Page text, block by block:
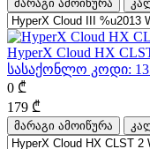
მარაგი ამოიწურა
HyperX Cloud HX
სასაქონლო კოდი:
0 ₾
179 ₾
მარაგი ამოიწურა